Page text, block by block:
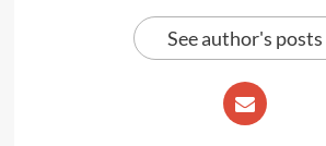
See author's posts